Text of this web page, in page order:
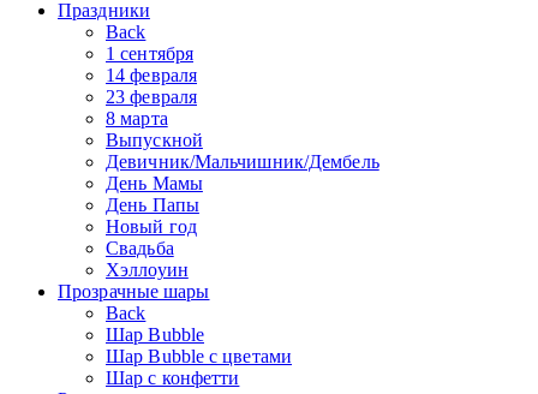
Праздники
Back
1 сентября
14 февраля
23 февраля
8 марта
Выпускной
Девичник/Мальчишник/Дембель
День Мамы
День Папы
Новый год
Свадьба
Хэллоуин
Прозрачные шары
Back
Шар Bubble
Шар Bubble с цветами
Шар с конфетти